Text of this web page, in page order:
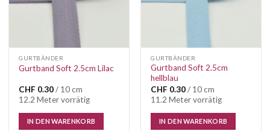
GURTBÄNDER
Gurtband Soft 2.5cm Lilac
CHF 0.30/ 10 cm
12.2 Meter vorrätig
IN DEN WARENKORB
GURTBÄNDER
Gurtband Soft 2.5cm
hellblau
CHF 0.30/ 10 cm
11.2 Meter vorrätig
IN DEN WARENKORB